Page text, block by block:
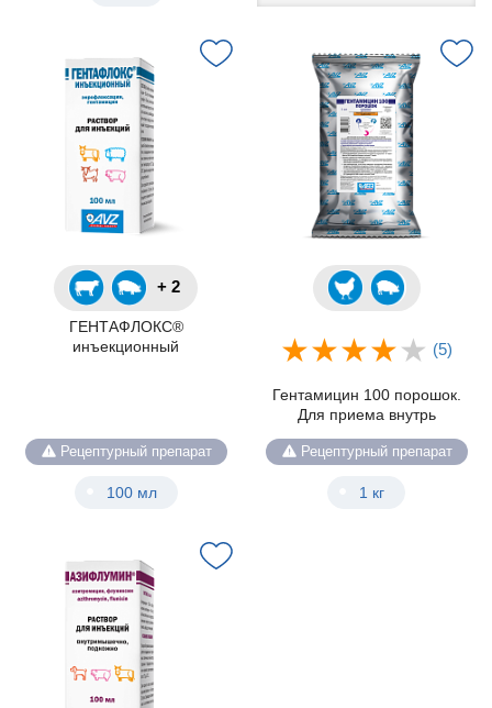
+ 2
ГЕНТАФЛОКС®
инъекционный
Рецептурный препарат
100 мл
(5)
Гентамицин 100 порошок.
Для приема внутрь
Рецептурный препарат
1 кг